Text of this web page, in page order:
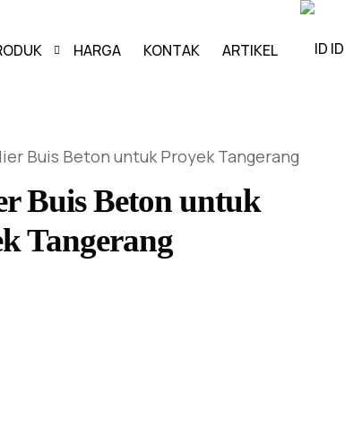
BLOCK
BLOCK
BETON
HARGA KONTAK ARTIKEL ID
Buis Beton untuk Proyek Tangerang
Buis Beton untuk
Tangerang